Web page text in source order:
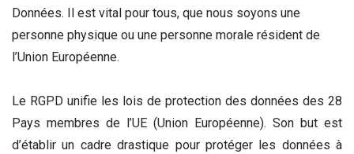
Données. Il est vital pour tous, que nous soyons une
personne physique ou une personne morale résident de
l’Union Européenne.
Le RGPD unifie les lois de protection des données des 28
Pays membres de l’UE (Union Européenne). Son but est
d’établir un cadre drastique pour protéger les données à